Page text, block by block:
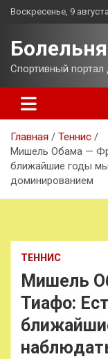
Перейти
Воскресенье, 9
Спортивный
Главная
Теннис
Мишель Обама —
ближайшие годы
доминированием
ТЕННИС
Мишель
Тиафо: